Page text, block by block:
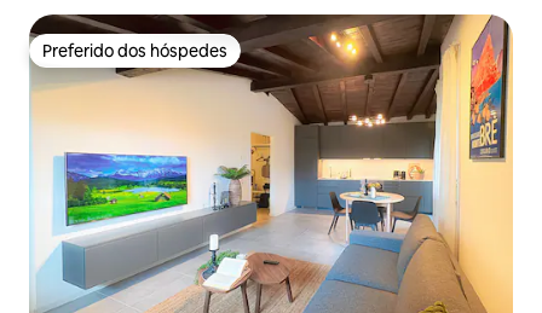
Preferido dos hóspedes
Preferido dos hóspedes